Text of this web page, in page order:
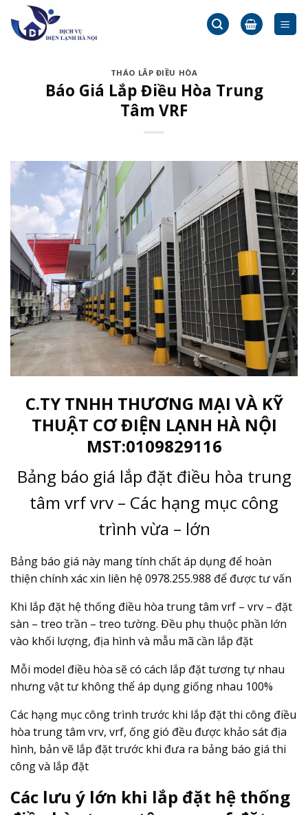
content
THÁO LẮP ĐIỀU HÒA
Báo Giá Lắp Điều Hòa Trung
Tâm VRF
C.TY TNHH THƯƠNG MẠI VÀ KỸ
THUẬT CƠ ĐIỆN LẠNH HÀ NỘI
MST:0109829116
Bảng báo giá lắp đặt điều hòa trung
tâm vrf vrv – Các hạng mục công
trình vừa – lớn
Bảng báo giá này mang tính chất áp dụng để hoàn
thiện chính xác xin liên hệ 0978.255.988 để được tư vấn
Khi lắp đặt hệ thống điều hòa trung tâm vrf – vrv – đặt
sàn – treo trần – treo tường. Đều phụ thuộc phần lớn
vào khối lượng, địa hình và mẫu mã cần lắp đặt
Mỗi model điều hòa sẽ có cách lắp đặt tương tự nhau
nhưng vật tư không thể áp dụng giống nhau 100%
Các hạng mục công trình trước khi lắp đặt thi công điều
hòa trung tâm vrv, vrf, ống gió đều được khảo sát địa
hình, bản vẽ lắp đặt trước khi đưa ra bảng báo giá thi
công và lắp đặt
Các lưu ý lớn khi lắp đặt hệ thống